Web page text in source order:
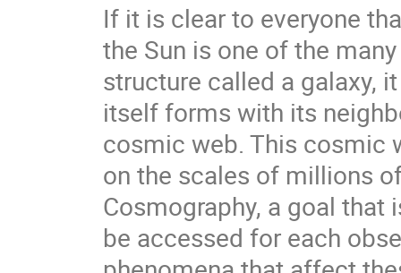
If it is clear to everyone
the Sun is one of the
structure called a galaxy,
itself forms with its
cosmic web. This cosmic
on the scales of millions
Cosmography, a goal
be accessed for each